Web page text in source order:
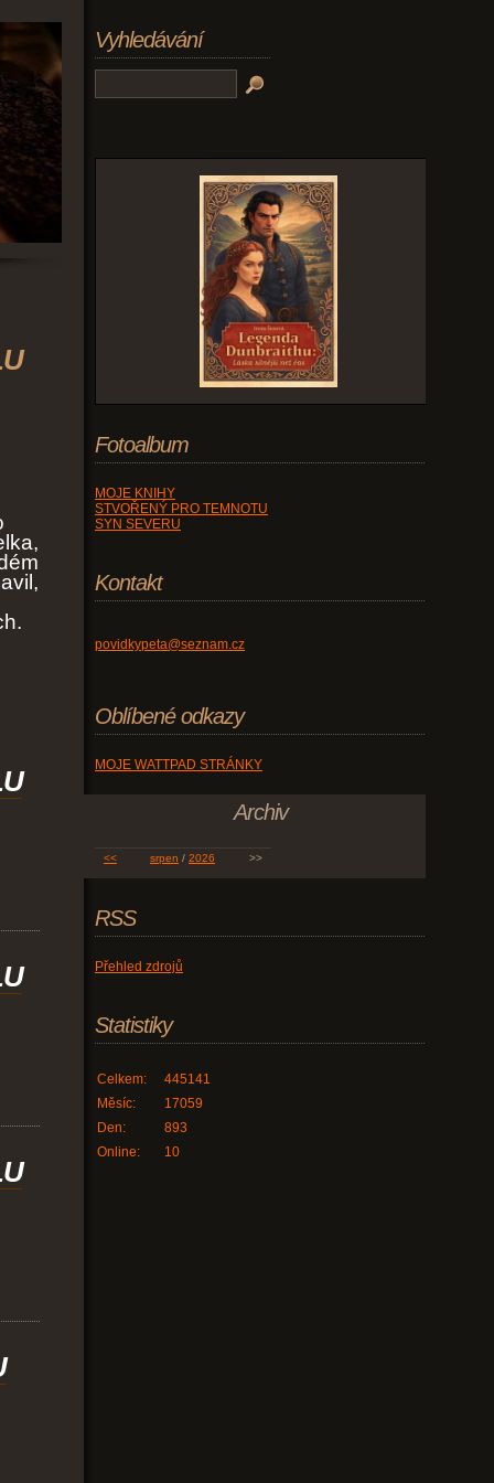
Vyhledávání
Fotoalbum
MOJE KNIHY
STVOŘENÝ PRO TEMNOTU
SYN SEVERU
Kontakt
povidkypeta@seznam.cz
Oblíbené odkazy
MOJE WATTPAD STRÁNKY
Archiv
<< srpen / 2026 >>
RSS
Přehled zdrojů
Statistiky
Online: 10
Celkem:
445141
Měsíc:
17059
Den:
893